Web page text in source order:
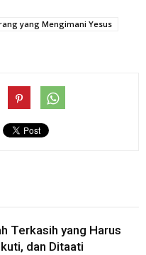
yang Mengimani Yesus
Terkasih yang Harus
dan Ditaati